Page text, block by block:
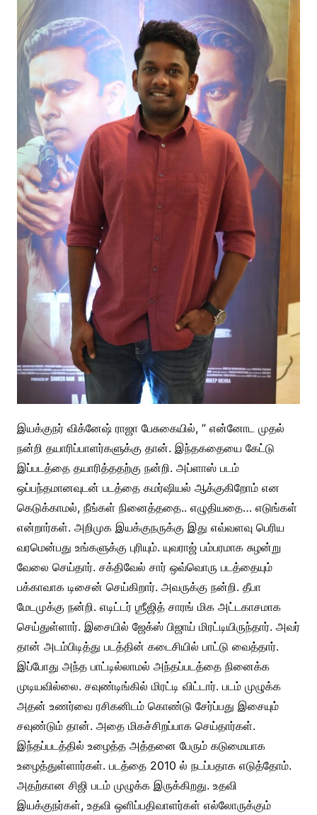
இயக்குநர் விக்னேஷ் ராஜா பேசுகையில், ” என்னோட முதல்
நன்றி தயாரிப்பாளர்களுக்கு தான். இந்தகதையை கேட்டு
இப்படத்தை தயாரித்ததற்கு நன்றி. அப்ளாஸ் படம்
ஒப்பந்தமானவுடன் படத்தை கமர்ஷியல் ஆக்குகிறோம் என
கெடுக்காமல், நீங்கள் நினைத்ததை.. எழுதியதை… எடுங்கள்
என்றார்கள். அறிமுக இயக்குநருக்கு இது எவ்வளவு பெரிய
வரமென்பது உங்களுக்கு புரியும். யுவராஜ் பம்பரமாக சுழன்று
வேலை செய்தார். சக்திவேல் சார் ஒவ்வொரு படத்தையும்
பக்காவாக டிசைன் செய்கிறார். அவருக்கு நன்றி. தீபா
மேடமுக்கு நன்றி. எடிட்டர் ஶ்ரீஜித் சாரங் மிக அட்டகாசமாக
செய்துள்ளார். இசையில் ஜேக்ஸ் பிஜாய் மிரட்டியிருந்தார். அவர்
தான் அடம்பிடித்து படத்தின் கடைசியில் பாட்டு வைத்தார்.
இப்போது அந்த பாட்டில்லாமல் அந்தப்படத்தை நினைக்க
முடியவில்லை. சவுண்டிங்கில் மிரட்டி விட்டார். படம் முழுக்க
அதன் உணர்வை ரசிகனிடம் கொண்டு சேர்ப்பது இசையும்
சவுண்டும் தான். அதை மிகச்சிறப்பாக செய்தார்கள்.
இந்தப்படத்தில் உழைத்த அத்தனை பேரும் கடுமையாக
உழைத்துள்ளார்கள். படத்தை 2010 ல் நடப்பதாக எடுத்தோம்.
அதற்கான சிஜி படம் முழுக்க இருக்கிறது. உதவி
இயக்குநர்கள், உதவி ஒளிப்பதிவாளர்கள் எல்லோருக்கும்